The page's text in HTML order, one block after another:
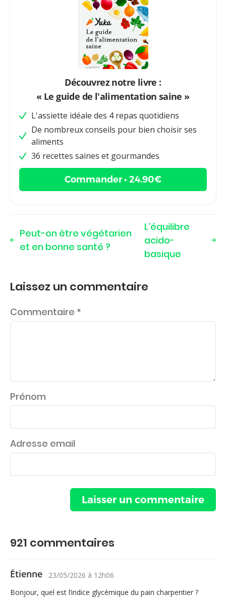
Découvrez notre livre :
« Le guide de l'alimentation saine »
L'assiette idéale des 4 repas quotidiens
De nombreux conseils pour bien choisir ses
aliments
36 recettes saines et gourmandes
Commander • 24.90€
Peut-on être végétarien
et en bonne santé ?
L’équilibre
acido-
basique
Laissez un commentaire
Commentaire *
Prénom
Adresse email
921 commentaires
Étienne 23/05/2026 à 12h06
Bonjour, quel est l’indice glycémique du pain charpentier ?